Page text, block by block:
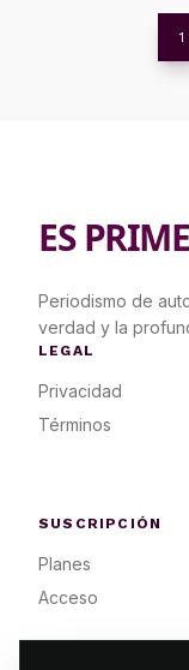
1
ES
Periodismo de
verdad y la
LEGAL
Privacidad
Términos
SUSCRIPCIÓN
Planes
Acceso